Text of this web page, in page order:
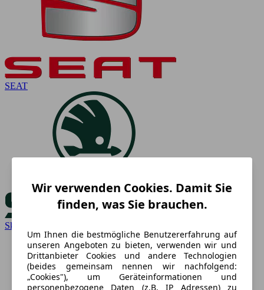
Wir verwenden Cookies. Damit Sie
finden, was Sie brauchen.
Um Ihnen die bestmögliche Benutzererfahrung auf
unseren Angeboten zu bieten, verwenden wir und
Drittanbieter Cookies und andere Technologien
(beides gemeinsam nennen wir nachfolgend:
„Cookies"), um Geräteinformationen und
personenbezogene Daten (z.B. IP Adressen) zu
SEAT
Skoda